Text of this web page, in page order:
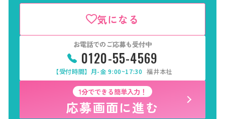
気になる
お電話でのご応募も受付中
0120-55-4569
【受付時間】月-金 9:00~17:30 福井本社
1分でできる簡単入力！
応募画面に進む